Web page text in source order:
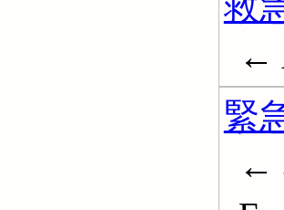
←
緊
←